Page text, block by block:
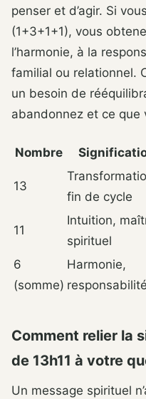
penser et d’agir. Si
(1+3+1+1), vous
l’harmonie, à la
familial ou relationnel.
un besoin de
abandonnez et ce que
Nombre
13
fin de cycle
11
Intuition,
spirituel
6
(somme)
Harmonie,
responsabilité
Comment relier la
de 13h11 à votre
Un message spirituel